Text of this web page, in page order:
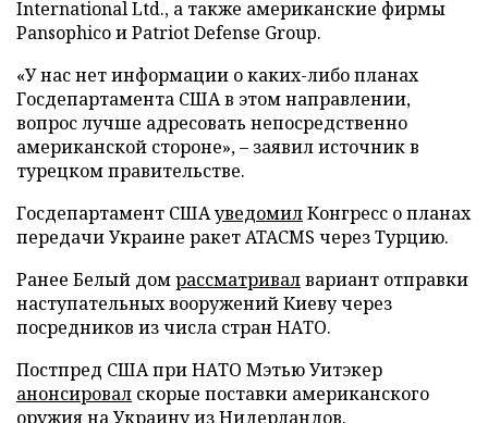
International Ltd., а также американские фирмы
Pansophico и Patriot Defense Group.
«У нас нет информации о каких-либо планах
Госдепартамента США в этом направлении,
вопрос лучше адресовать непосредственно
американской стороне», – заявил источник в
турецком правительстве.
Госдепартамент СШАуведомилКонгресс о планах
передачи Украине ракет ATACMS через Турцию.
Ранее Белый домрассматривалвариант отправки
наступательных вооружений Киеву через
посредников из числа стран НАТО.
Постпред США при НАТО Мэтью Уитэкер
анонсировал скорые поставки американского
оружия на Украину из Нидерландов.